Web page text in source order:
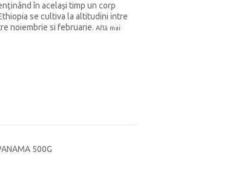
în același timp un corp
se cultiva la altitudini intre
noiembrie si februarie. Află mai
500G